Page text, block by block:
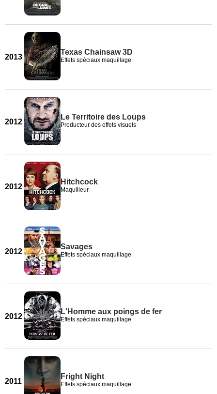
2013
Texas Chainsaw 3D
Effets spéciaux maquillage
2012
Le Territoire des Loups
Producteur des effets visuels
2012
Hitchcock
Maquilleur
2012
Savages
Effets spéciaux maquillage
2012
L'Homme aux poings de fer
Effets spéciaux maquillage
2011
Fright Night
Effets spéciaux maquillage